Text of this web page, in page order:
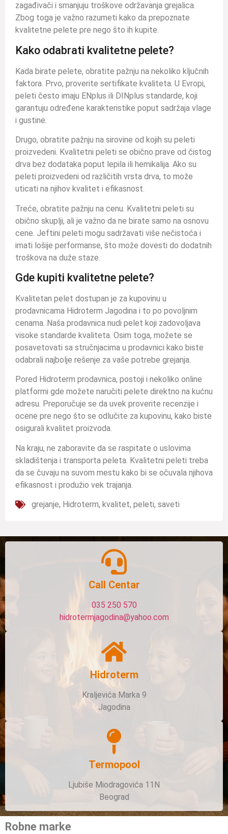
zagađivači i smanjuju troškove održavanja grejalica.
Zbog toga je važno razumeti kako da prepoznate
kvalitetne pelete pre nego što ih kupite.
Kako odabrati kvalitetne pelete?
Kada birate pelete, obratite pažnju na nekoliko ključnih
faktora. Prvo, proverite sertifikate kvaliteta. U Evropi,
peleti često imaju ENplus ili DINplus standarde, koji
garantuju određene karakteristike poput sadržaja vlage
i gustine.
Drugo, obratite pažnju na sirovine od kojih su peleti
proizvedeni. Kvalitetni peleti se obično prave od čistog
drva bez dodataka poput lepila ili hemikalija. Ako su
peleti proizvedeni od različitih vrsta drva, to može
uticati na njihov kvalitet i efikasnost.
Treće, obratite pažnju na cenu. Kvalitetni peleti su
obično skuplji, ali je važno da ne birate samo na osnovu
cene. Jeftini peleti mogu sadržavati više nečistoća i
imati lošije performanse, što može dovesti do dodatnih
troškova na duže staze.
Gde kupiti kvalitetne pelete?
Kvalitetan pelet dostupan je za kupovinu u
prodavnicama Hidroterm Jagodina i to po povoljnim
cenama. Naša prodavnica nudi pelet koji zadovoljava
visoke standarde kvaliteta. Osim toga, možete se
posavetovati sa stručnjacima u prodavnici kako biste
odabrali najbolje rešenje za vaše potrebe grejanja.
Pored Hidroterm prodavnica, postoji i nekoliko online
platformi gde možete naručiti pelete direktno na kućnu
adresu. Preporučuje se da uvek proverite recenzije i
ocene pre nego što se odlučite za kupovinu, kako biste
osigurali kvalitet proizvoda.
Na kraju, ne zaboravite da se raspitate o uslovima
skladištenja i transporta peleta. Kvalitetni peleti treba
da se čuvaju na suvom mestu kako bi se očuvala njihova
efikasnost i produžio vek trajanja.
grejanje, Hidroterm, kvalitet, peleti, saveti
Call Centar
035 250 570
hidrotermjagodina@yahoo.com
Hidroterm
Kraljevića Marka 9
Jagodina
Termopool
Ljubiše Miodragovića 11N
Beograd
Robne marke